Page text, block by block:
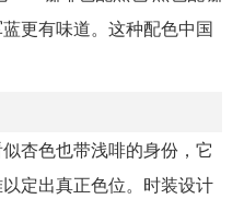
更有味道。这种配色中国
杏色也带浅啡的身份，它
定出真正色位。时装设计